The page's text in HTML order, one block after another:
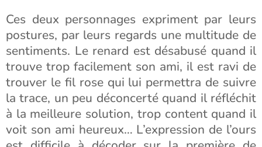
Ces deux personnages expriment par leurs
postures, par leurs regards une multitude de
sentiments. Le renard est désabusé quand il
trouve trop facilement son ami, il est ravi de
trouver le fil rose qui lui permettra de suivre
la trace, un peu déconcerté quand il réfléchit
à la meilleure solution, trop content quand il
voit son ami heureux… L’expression de l’ours